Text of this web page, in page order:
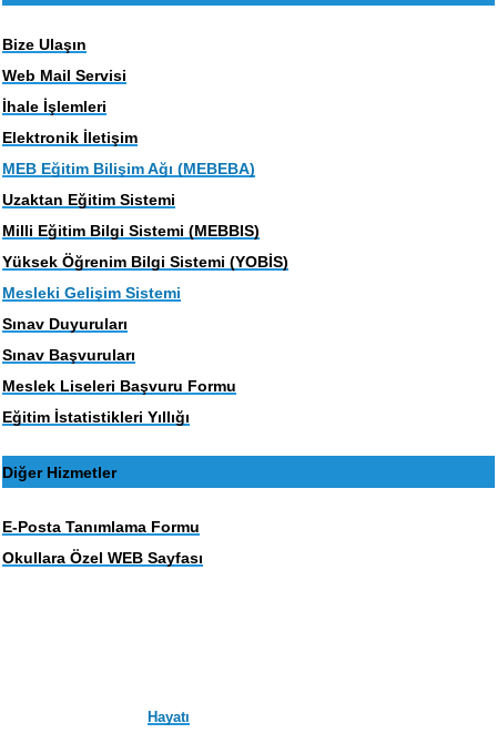
Bize Ulaşın
Web Mail Servisi
İhale İşlemleri
Elektronik İletişim
MEB Eğitim Bilişim Ağı (MEBEBA)
Uzaktan Eğitim Sistemi
Milli Eğitim Bilgi Sistemi (MEBBIS)
Yüksek Öğrenim Bilgi Sistemi (YOBİS)
Mesleki Gelişim Sistemi
Sınav Duyuruları
Sınav Başvuruları
Meslek Liseleri Başvuru Formu
Eğitim İstatistikleri Yıllığı
Diğer Hizmetler
E-Posta Tanımlama Formu
Okullara Özel WEB Sayfası
Hayatı